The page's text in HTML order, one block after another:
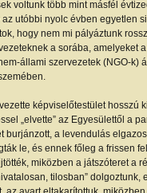
voltunk több mint másfél
utóbbi nyolc évben egyetlen
hogy nem mi pályáztunk
a sorába, amelyeket
állami szervezetek (NGO-k)
képviselőtestület hosszú
„elvette” az Egyesülettől a
burjánzott, a levendulás
le, és ennek főleg a frissen
miközben a játszóteret a
tilosban”